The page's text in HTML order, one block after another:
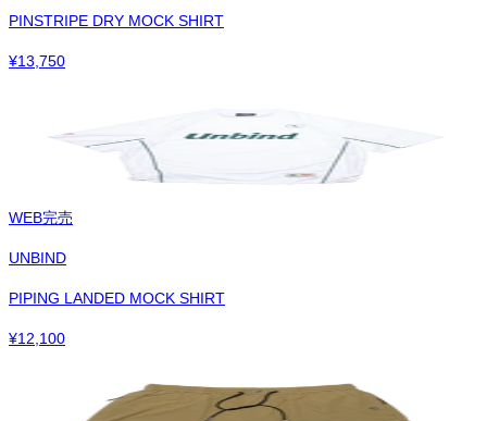
PINSTRIPE DRY MOCK SHIRT
¥13,750
WEB完売
UNBIND
PIPING LANDED MOCK SHIRT
¥12,100